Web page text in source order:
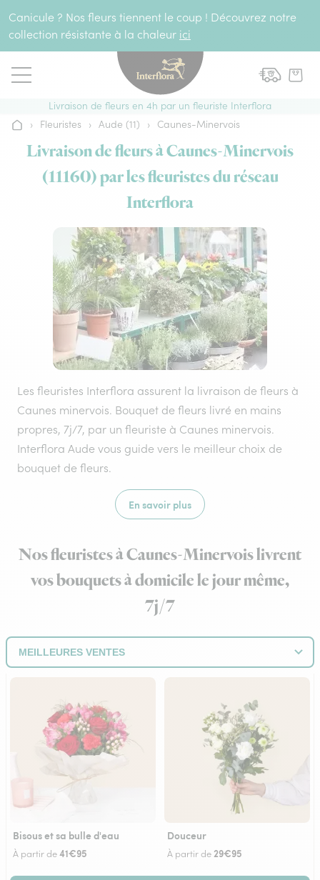
Canicule ? Nos fleurs tiennent le coup ! Découvrez notre
collection résistante à la chaleur ici
Livraison de fleurs en 4h par un fleuriste Interflora
Accueil
› Fleuristes › Aude (11) › Caunes-Minervois
Livraison de fleurs à Caunes-Minervois
(11160) par les fleuristes du réseau
Interflora
Les fleuristes Interflora assurent la livraison de fleurs à
Caunes minervois. Bouquet de fleurs livré en mains
propres, 7j/7, par un fleuriste à Caunes minervois.
Interflora Aude vous guide vers le meilleur choix de
bouquet de fleurs.
En savoir plus
Nos fleuristes à Caunes-Minervois livrent
vos bouquets à domicile le jour même,
7j/7
Bisous et sa bulle d'eau
À partir de41€95
Douceur
À partir de29€95